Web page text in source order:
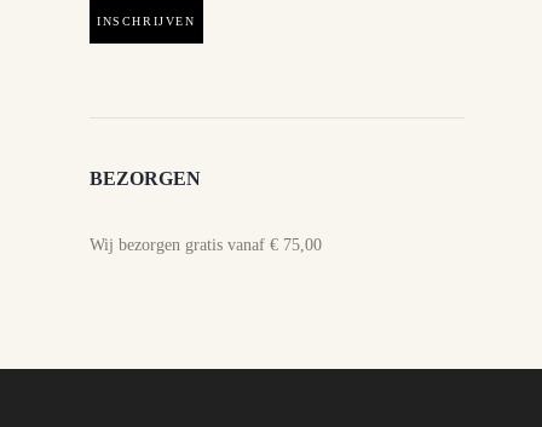
BEZORGEN
Wij bezorgen gratis vanaf € 75,00